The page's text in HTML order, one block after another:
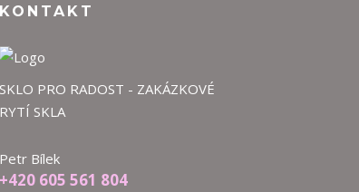
KONTAKT
SKLO PRO RADOST - ZAKÁZKOVÉ
RYTÍ SKLA
Petr Bílek
+420 605 561 804